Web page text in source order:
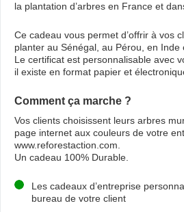
la plantation d’arbres en France et
Ce cadeau vous permet d’offrir à vos
planter au Sénégal, au Pérou, en Inde
Le certificat est personnalisable avec
il existe en format papier et
Comment ça marche ?
Vos clients choisissent leurs arbres
page internet aux couleurs de votre
www.reforestaction.com.
Un cadeau 100% Durable.
Les cadeaux d’entreprise
bureau de votre client